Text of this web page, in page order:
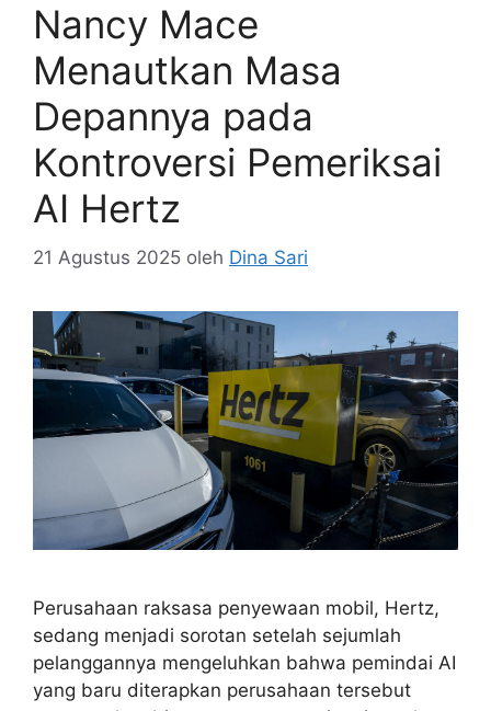
Nancy Mace
Menautkan Masa
Depannya pada
Kontroversi Pemeriksai
AI Hertz
21 Agustus 2025 oleh Dina Sari
Perusahaan raksasa penyewaan mobil, Hertz,
sedang menjadi sorotan setelah sejumlah
pelanggannya mengeluhkan bahwa pemindai AI
yang baru diterapkan perusahaan tersebut